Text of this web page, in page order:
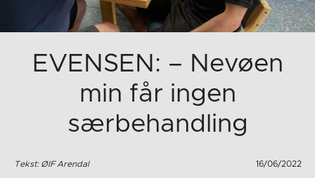
EVENSEN: – Nevøen
min får ingen
særbehandling
Tekst: ØIF Arendal 16/06/2022